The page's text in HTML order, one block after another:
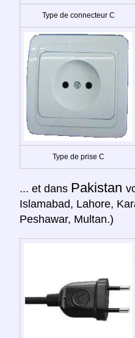
Type de connecteur C
Type de prise C
... et dans Pakistan
Islamabad, Lahore,
Peshawar, Multan.)